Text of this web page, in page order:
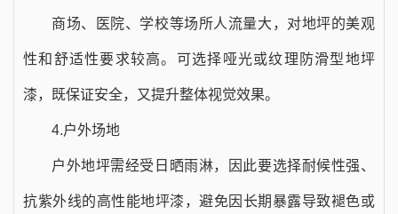
商场、医院、学校等场所人流量大，对地坪的美观
性和舒适性要求较高。可选择哑光或纹理防滑型地坪
漆，既保证安全，又提升整体视觉效果。
4.户外场地
户外地坪需经受日晒雨淋，因此要选择耐候性强、
抗紫外线的高性能地坪漆，避免因长期暴露导致褪色或